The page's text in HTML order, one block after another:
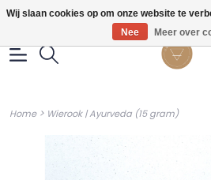
Gratis verzendig
Home> Wierook | Ayurveda (15 gram)
Wij slaan cookies op om onze website te
Nee
Meer over